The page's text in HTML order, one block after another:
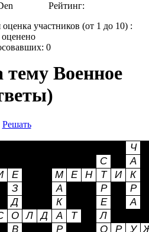
Den Рейтинг:
участников (от 1 до 10) :
0
тему Военное
Решать